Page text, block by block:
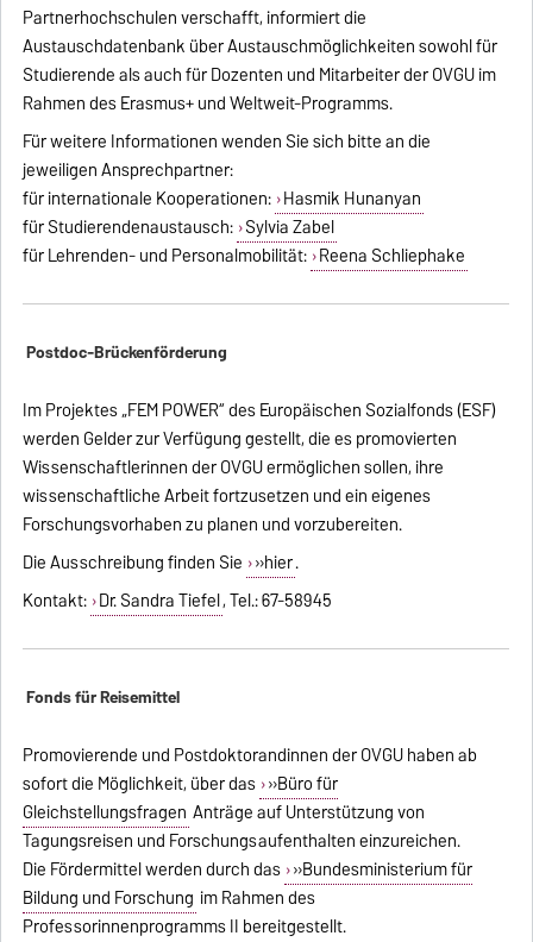
Partnerhochschulen verschafft, informiert die
Austauschdatenbank über Austauschmöglichkeiten sowohl für
Studierende als auch für Dozenten und Mitarbeiter der OVGU im
Rahmen des Erasmus+ und Weltweit-Programms.
Für weitere Informationen wenden Sie sich bitte an die
jeweiligen Ansprechpartner:
für internationale Kooperationen: Hasmik Hunanyan
für Studierendenaustausch: Sylvia Zabel
für Lehrenden- und Personalmobilität: Reena Schliephake
Postdoc-Brückenförderung
Im Projektes „FEM POWER“ des Europäischen Sozialfonds (ESF)
werden Gelder zur Verfügung gestellt, die es promovierten
Wissenschaftlerinnen der OVGU ermöglichen sollen, ihre
wissenschaftliche Arbeit fortzusetzen und ein eigenes
Forschungsvorhaben zu planen und vorzubereiten.
Die Ausschreibung finden Sie »hier.
Kontakt: Dr. Sandra Tiefel, Tel.: 67-58945
Fonds für Reisemittel
Promovierende und Postdoktorandinnen der OVGU haben ab
sofort die Möglichkeit, über das »Büro für
Gleichstellungsfragen Anträge auf Unterstützung von
Tagungsreisen und Forschungsaufenthalten einzureichen.
Die Fördermittel werden durch das »Bundesministerium für
Bildung und Forschung im Rahmen des
Professorinnenprogramms II bereitgestellt.